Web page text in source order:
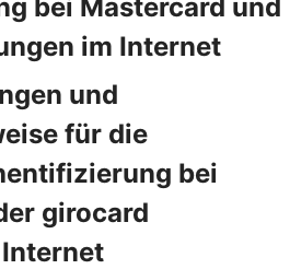
bei Mastercard und
im Internet
und
für die
bei
girocard